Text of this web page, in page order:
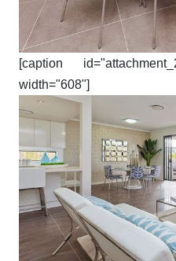
[caption
width="608"]